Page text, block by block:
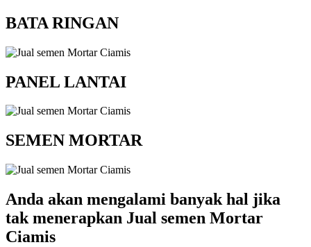
BATA RINGAN
PANEL LANTAI
SEMEN MORTAR
Anda akan mengalami banyak hal jika
tak menerapkan Jual semen Mortar
Ciamis